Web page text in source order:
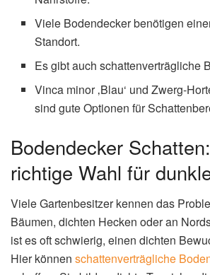
Viele Bodendecker benötigen
Standort.
Es gibt auch schattenverträgliche
Vinca minor ‚Blau‘ und Zwerg-
sind gute Optionen für
Bodendecker
richtige Wahl für
Viele Gartenbesitzer kennen das
Bäumen, dichten Hecken oder an
ist es oft schwierig, einen dichten
Hier können schattenverträgliche